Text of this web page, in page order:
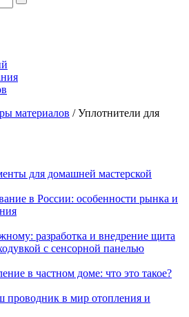
материалов /Уплотнители для
для домашней мастерской
в России: особенности рынка и
разработка и внедрение щита
с сенсорной панелью
в частном доме: что это такое?
проводник в мир отопления и